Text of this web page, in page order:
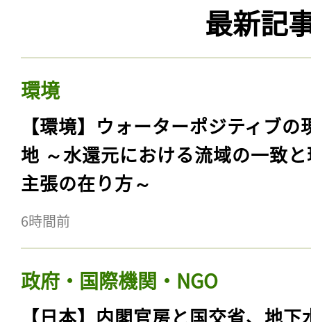
最新記
環境
【環境】ウォーターポジティブの
地 ～水還元における流域の一致
主張の在り方～
6時間前
政府・国際機関・NGO
【日本】内閣官房と国交省、地下